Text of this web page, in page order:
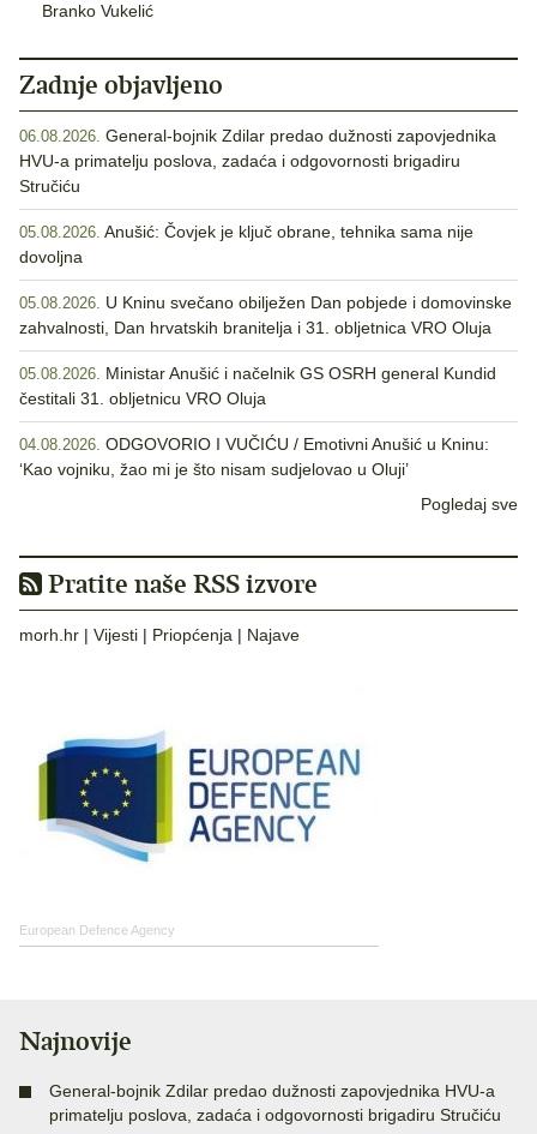
Branko Vukelić
Zadnje objavljeno
06.08.2026. General-bojnik Zdilar predao dužnosti zapovjednika
HVU-a primatelju poslova, zadaća i odgovornosti brigadiru
Stručiću
05.08.2026. Anušić: Čovjek je ključ obrane, tehnika sama nije
dovoljna
05.08.2026. U Kninu svečano obilježen Dan pobjede i domovinske
zahvalnosti, Dan hrvatskih branitelja i 31. obljetnica VRO Oluja
05.08.2026. Ministar Anušić i načelnik GS OSRH general Kundid
čestitali 31. obljetnicu VRO Oluja
04.08.2026. ODGOVORIO I VUČIĆU / Emotivni Anušić u Kninu:
‘Kao vojniku, žao mi je što nisam sudjelovao u Oluji’
Pogledaj sve
Pratite naše RSS izvore
morh.hr | Vijesti | Priopćenja | Najave
European Defence Agency
Najnovije
General-bojnik Zdilar predao dužnosti zapovjednika HVU-a
primatelju poslova, zadaća i odgovornosti brigadiru Stručiću